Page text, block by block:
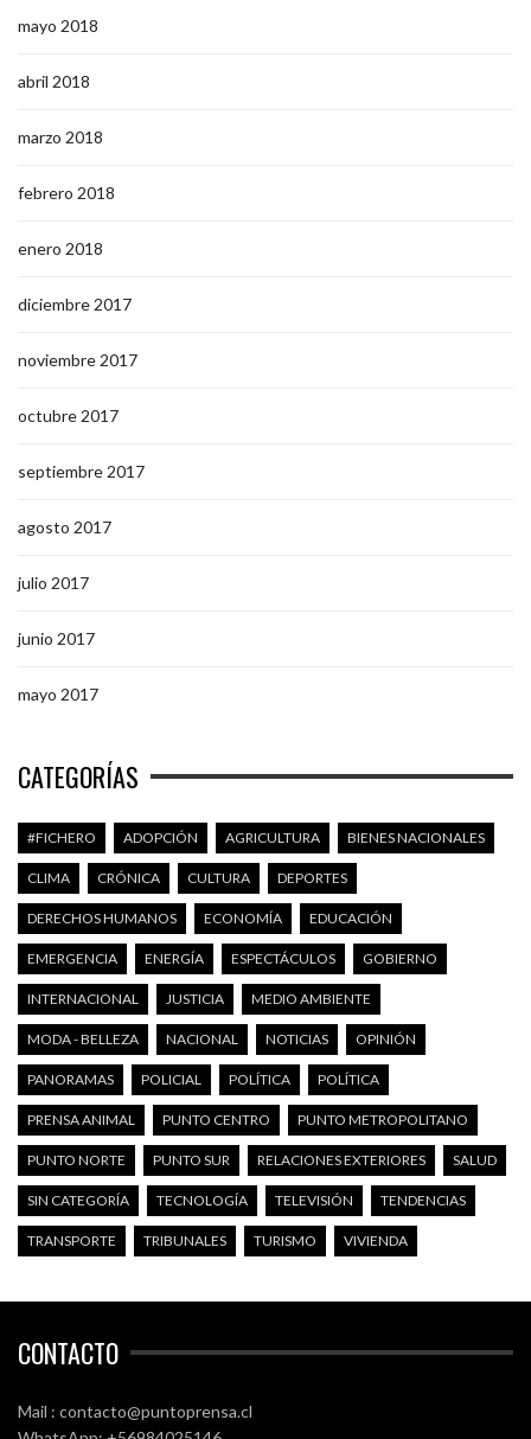
mayo 2018
abril 2018
marzo 2018
febrero 2018
enero 2018
diciembre 2017
noviembre 2017
octubre 2017
septiembre 2017
agosto 2017
julio 2017
junio 2017
mayo 2017
CATEGORÍAS
#FICHERO ADOPCIÓN AGRICULTURA BIENES NACIONALES
CLIMA CRÓNICA CULTURA DEPORTES
DERECHOS HUMANOS ECONOMÍA EDUCACIÓN
EMERGENCIA ENERGÍA ESPECTÁCULOS GOBIERNO
INTERNACIONAL JUSTICIA MEDIO AMBIENTE
MODA - BELLEZA NACIONAL NOTICIAS OPINIÓN
PANORAMAS POLICIAL POLÍTICA POLÍTICA
PRENSA ANIMAL PUNTO CENTRO PUNTO METROPOLITANO
PUNTO NORTE PUNTO SUR RELACIONES EXTERIORES SALUD
SIN CATEGORÍA TECNOLOGÍA TELEVISIÓN TENDENCIAS
TRANSPORTE TRIBUNALES TURISMO VIVIENDA
CONTACTO
Mail : contacto@puntoprensa.cl